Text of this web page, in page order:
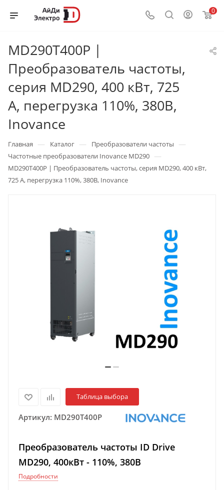
0
MD290T400P |
Преобразователь частоты,
серия MD290, 400 кВт, 725
А, перегрузка 110%, 380B,
Inovance
Главная — Каталог — Преобразователи частоты —
Частотные преобразователи Inovance MD290 —
MD290T400P | Преобразователь частоты, серия MD290, 400 кВт,
725 А, перегрузка 110%, 380B, Inovance
Таблица выбора
Артикул: MD290T400P
Преобразователь частоты ID Drive
MD290, 400кВт - 110%, 380В
Подробности